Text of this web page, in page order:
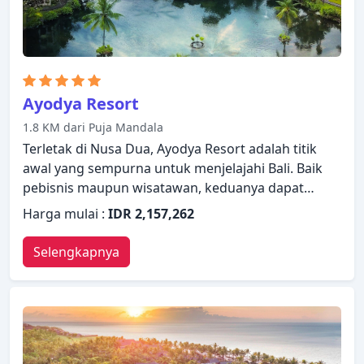
menginap Anda di Bali.
Ayodya Resort
1.8 KM dari Puja Mandala
Terletak di Nusa Dua, Ayodya Resort adalah titik
awal yang sempurna untuk menjelajahi Bali. Baik
pebisnis maupun wisatawan, keduanya dapat
menikmati fasilitas dan layanan hotel. Layanan
kamar 24 jam, WiFi gratis di semua kamar, satpam
24 jam, resepsionis 24 jam, fasilitas untuk tamu
dengan kebutuhan khusus hanyalah beberapa dari
berbagai fasilitas yang ditawarkan. Dirancang
untuk memberikan kenyamanan, beberapa kamar
memiliki televisi layar datar, akses internet WiFi
(gratis), kamar bebas asap rokok, AC, meja tulis
Harga mulai : IDR 2,157,262
Selengkapnya